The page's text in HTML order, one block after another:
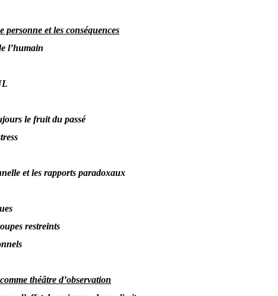
personne et les conséquences
l’humain
le fruit du passé
et les rapports paradoxaux
restreints
théâtre d’observation